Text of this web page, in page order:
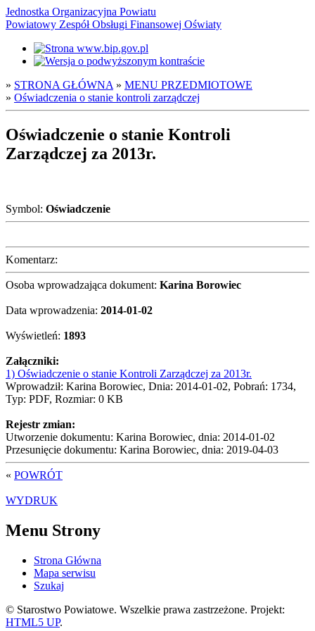
Jednostka Organizacyjna Powiatu
Powiatowy Zespół Obsługi Finansowej Oświaty
» STRONA GŁÓWNA » MENU PRZEDMIOTOWE
» Oświadczenia o stanie kontroli zarządczej
Oświadczenie o stanie Kontroli
Zarządczej za 2013r.
Symbol: Oświadczenie
Komentarz:
Osoba wprowadzająca dokument: Karina Borowiec
Data wprowadzenia: 2014-01-02
Wyświetleń: 1893
Załączniki:
1) Oświadczenie o stanie Kontroli Zarządczej za 2013r.
Wprowadził: Karina Borowiec, Dnia: 2014-01-02, Pobrań: 1734,
Typ: PDF, Rozmiar: 0 KB
Rejestr zmian:
Utworzenie dokumentu: Karina Borowiec, dnia: 2014-01-02
Przesunięcie dokumentu: Karina Borowiec, dnia: 2019-04-03
« POWRÓT
WYDRUK
Menu Strony
Strona Główna
Mapa serwisu
Szukaj
© Starostwo Powiatowe. Wszelkie prawa zastrzeżone. Projekt:
HTML5 UP.